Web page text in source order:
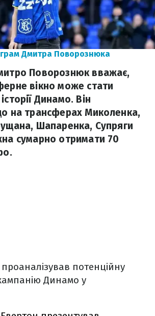
Дмитра Поворознюка
Поворознюк вважає,
вікно може стати
Динамо. Він
на трансферах Миколенка,
Шапаренка, Супряги
сумарно отримати 70
потенційну
Динамо у